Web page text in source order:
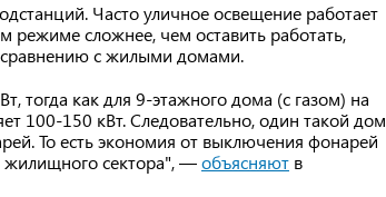
Часто уличное освещение работает
режиме сложнее, чем оставить работать,
с жилыми домами.
тогда как для 9-этажного дома (с газом) на
100-150 кВт. Следовательно, один такой дом
То есть экономия от выключения фонарей
сектора", —объясняют в